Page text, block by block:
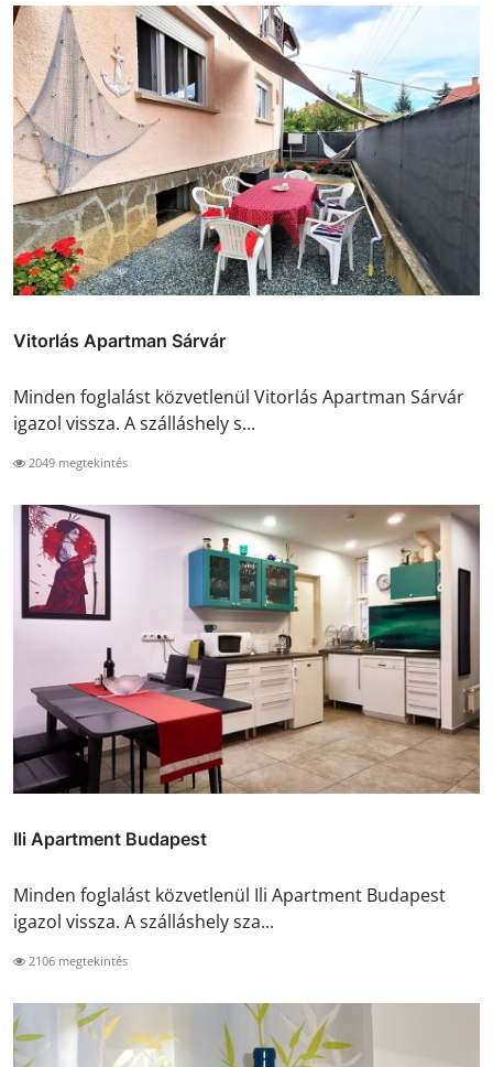
Vitorlás Apartman Sárvár
Minden foglalást közvetlenül Vitorlás Apartman Sárvár
igazol vissza. A szálláshely s...
2049 megtekintés
Ili Apartment Budapest
Minden foglalást közvetlenül Ili Apartment Budapest
igazol vissza. A szálláshely sza...
2106 megtekintés